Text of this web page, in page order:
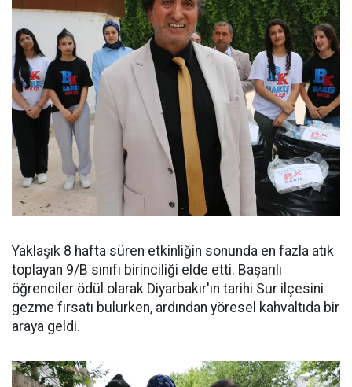
Yaklaşık 8 hafta süren etkinliğin sonunda en fazla atık
toplayan 9/B sınıfı birinciliği elde etti. Başarılı
öğrenciler ödül olarak Diyarbakır'ın tarihi Sur ilçesini
gezme fırsatı bulurken, ardından yöresel kahvaltıda bir
araya geldi.